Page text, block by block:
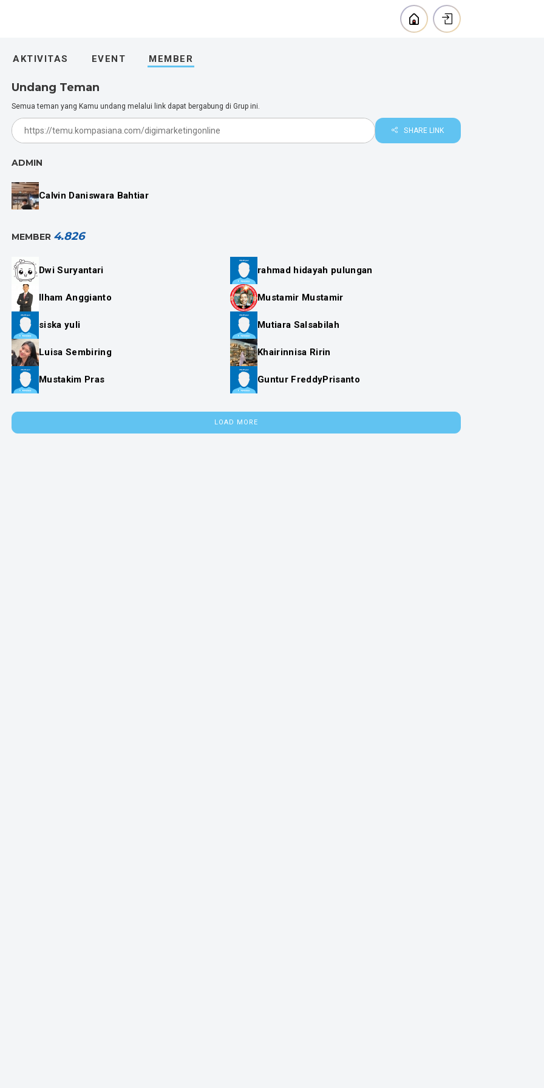
AKTIVITAS EVENT MEMBER
Undang Teman
Semua teman yang Kamu undang melalui link dapat bergabung di Grup ini.
SHARE LINK
ADMIN
Calvin Daniswara Bahtiar
MEMBER 4.826
Dwi Suryantari rahmad hidayah pulungan
Ilham Anggianto Mustamir Mustamir
siska yuli Mutiara Salsabilah
Luisa Sembiring Khairinnisa Ririn
Mustakim Pras Guntur FreddyPrisanto
LOAD MORE